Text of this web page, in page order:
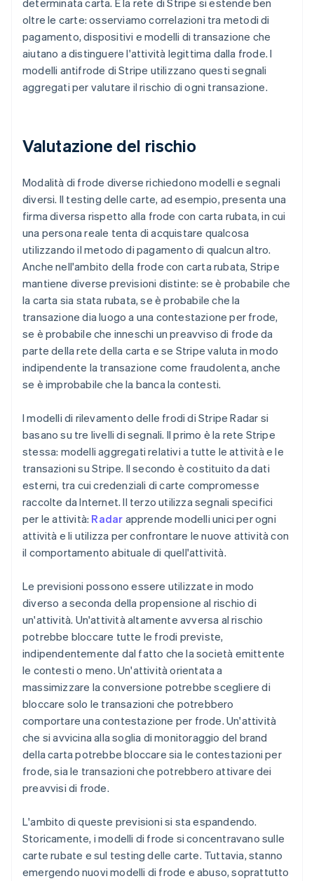
determinata carta. E la rete di Stripe si estende ben
oltre le carte: osserviamo correlazioni tra metodi di
pagamento, dispositivi e modelli di transazione che
aiutano a distinguere l'attività legittima dalla frode. I
modelli antifrode di Stripe utilizzano questi segnali
aggregati per valutare il rischio di ogni transazione.
Valutazione del rischio
Modalità di frode diverse richiedono modelli e segnali
diversi. Il testing delle carte, ad esempio, presenta una
firma diversa rispetto alla frode con carta rubata, in cui
una persona reale tenta di acquistare qualcosa
utilizzando il metodo di pagamento di qualcun altro.
Anche nell'ambito della frode con carta rubata, Stripe
mantiene diverse previsioni distinte: se è probabile che
la carta sia stata rubata, se è probabile che la
transazione dia luogo a una contestazione per frode,
se è probabile che inneschi un preavviso di frode da
parte della rete della carta e se Stripe valuta in modo
indipendente la transazione come fraudolenta, anche
se è improbabile che la banca la contesti.
I modelli di rilevamento delle frodi di Stripe Radar si
basano su tre livelli di segnali. Il primo è la rete Stripe
stessa: modelli aggregati relativi a tutte le attività e le
transazioni su Stripe. Il secondo è costituito da dati
esterni, tra cui credenziali di carte compromesse
raccolte da Internet. Il terzo utilizza segnali specifici
per le attività: Radar apprende modelli unici per ogni
attività e li utilizza per confrontare le nuove attività con
il comportamento abituale di quell'attività.
Le previsioni possono essere utilizzate in modo
diverso a seconda della propensione al rischio di
un'attività. Un'attività altamente avversa al rischio
potrebbe bloccare tutte le frodi previste,
indipendentemente dal fatto che la società emittente
le contesti o meno. Un'attività orientata a
massimizzare la conversione potrebbe scegliere di
bloccare solo le transazioni che potrebbero
comportare una contestazione per frode. Un'attività
che si avvicina alla soglia di monitoraggio del brand
della carta potrebbe bloccare sia le contestazioni per
frode, sia le transazioni che potrebbero attivare dei
preavvisi di frode.
L'ambito di queste previsioni si sta espandendo.
Storicamente, i modelli di frode si concentravano sulle
carte rubate e sul testing delle carte. Tuttavia, stanno
emergendo nuovi modelli di frode e abuso, soprattutto